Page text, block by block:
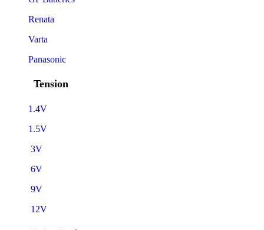
Renata
Varta
Panasonic
Tension
1.4V
1.5V
3V
6V
9V
12V